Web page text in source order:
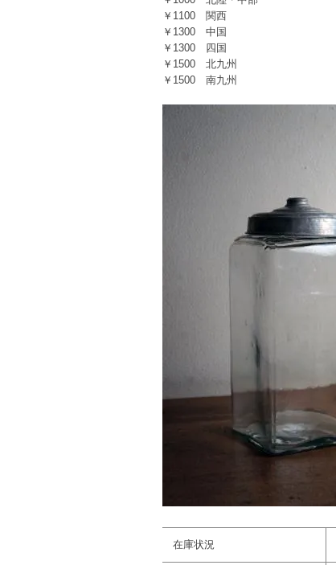
￥1100 関西
￥1300 中国
￥1300 四国
￥1500 北九州
￥1500 南九州
在庫状況